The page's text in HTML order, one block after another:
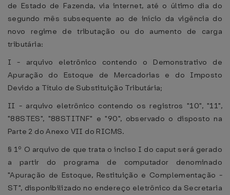
de Estado de Fazenda, via internet, até o último dia do
segundo mês subsequente ao de início da vigência do
novo regime de tributação ou do aumento de carga
tributária:
I - arquivo eletrônico contendo o Demonstrativo de
Apuração do Estoque de Mercadorias e do Imposto
Devido a Título de Substituição Tributária;
II - arquivo eletrônico contendo os registros "10", "11",
"88STES", "88STITNF" e "90", observado o disposto na
Parte 2 do Anexo VII do RICMS.
§ 1º O arquivo de que trata o inciso I do caput será gerado
a partir do programa de computador denominado
"Apuração de Estoque, Restituição e Complementação -
ST", disponibilizado no endereço eletrônico da Secretaria